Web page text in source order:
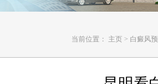
当前位置： 主页 > 白癜风